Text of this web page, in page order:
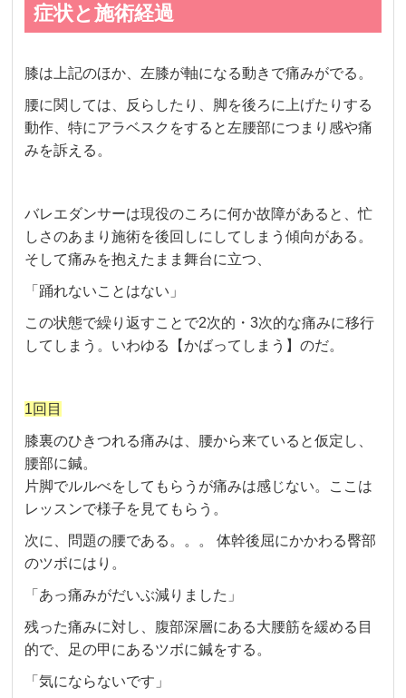
症状と施術経過
膝は上記のほか、左膝が軸になる動きで痛みがでる。
腰に関しては、反らしたり、脚を後ろに上げたりする
動作、特にアラベスクをすると左腰部につまり感や痛
みを訴える。
バレエダンサーは現役のころに何か故障があると、忙
しさのあまり施術を後回しにしてしまう傾向がある。
そして痛みを抱えたまま舞台に立つ、
「踊れないことはない」
この状態で繰り返すことで2次的・3次的な痛みに移行
してしまう。いわゆる【かばってしまう】のだ。
1回目
膝裏のひきつれる痛みは、腰から来ていると仮定し、
腰部に鍼。
片脚でルルべをしてもらうが痛みは感じない。ここは
レッスンで様子を見てもらう。
次に、問題の腰である。。。 体幹後屈にかかわる臀部
のツボにはり。
「あっ痛みがだいぶ減りました」
残った痛みに対し、腹部深層にある大腰筋を緩める目
的で、足の甲にあるツボに鍼をする。
「気にならないです」